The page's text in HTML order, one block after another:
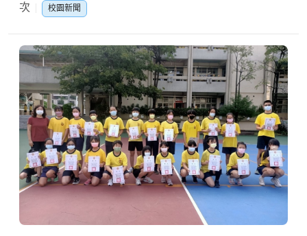
次
校園新聞